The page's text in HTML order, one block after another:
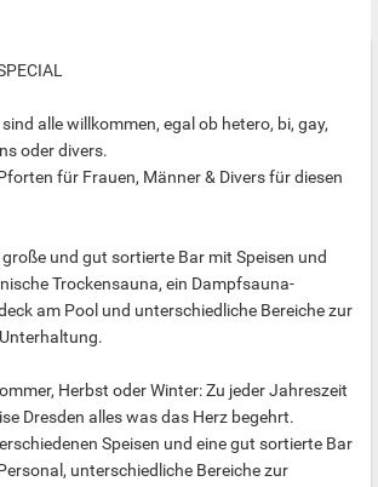
alle willkommen, egal ob hetero, bi, gay,
oder divers.
für Frauen, Männer & Divers für diesen
und gut sortierte Bar mit Speisen und
Trockensauna, ein Dampfsauna-
am Pool und unterschiedliche Bereiche zur
Herbst oder Winter: Zu jeder Jahreszeit
Dresden alles was das Herz begehrt.
Speisen und eine gut sortierte Bar
unterschiedliche Bereiche zur